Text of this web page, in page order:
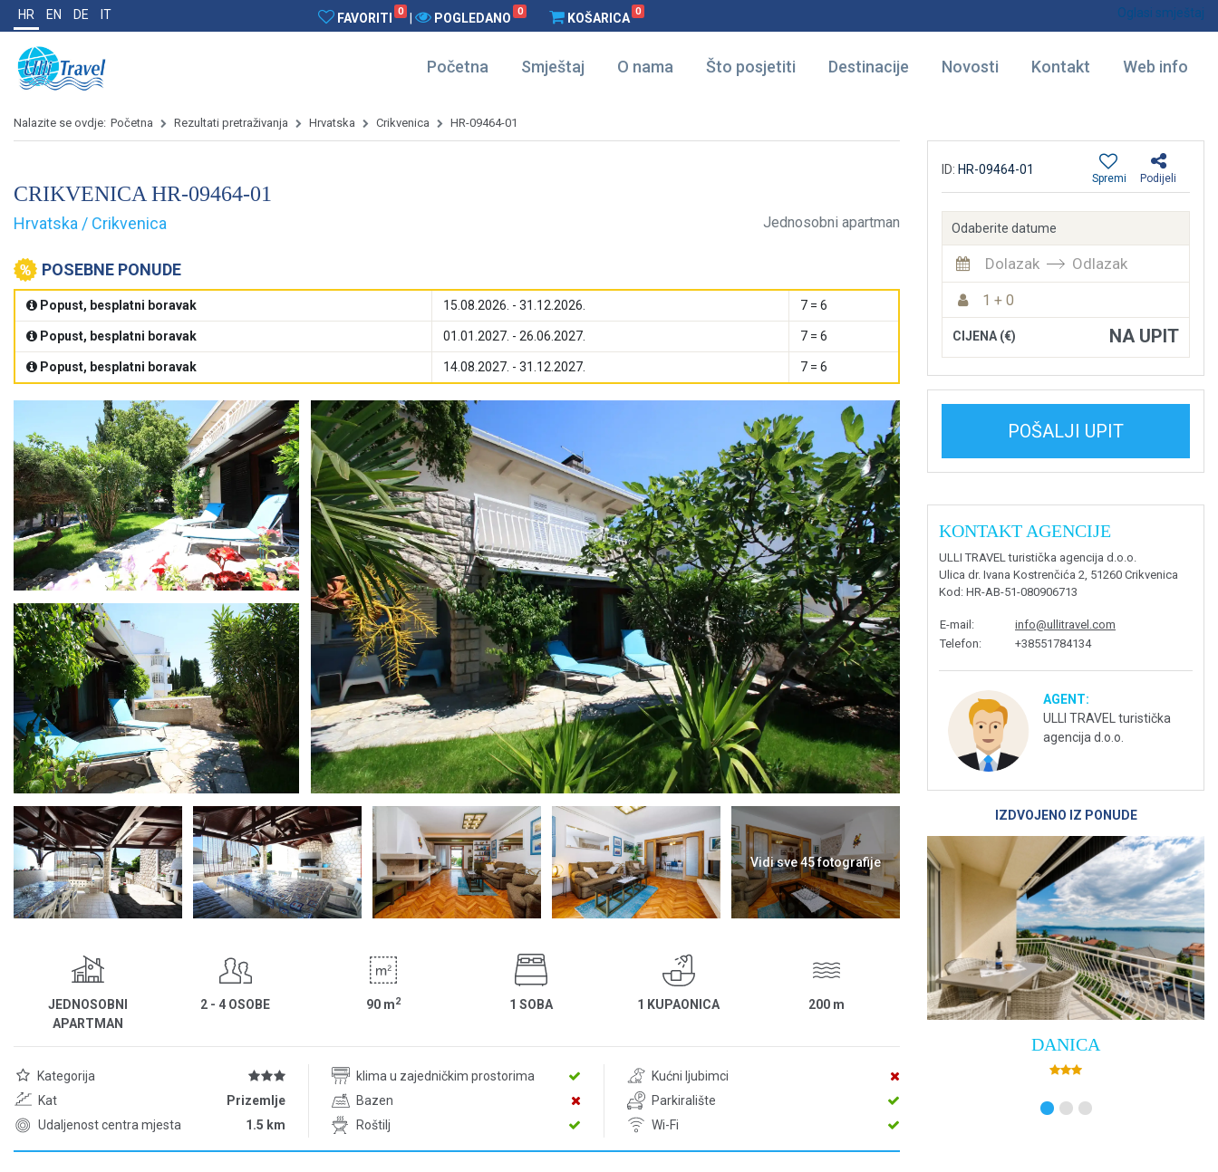
HR EN DE IT FAVORITI 0 POGLEDANO 0 KOŠARICA 0 Oglasi smještaj
Početna Smještaj O nama Što posjetiti Destinacije Novosti Kontakt Web info
Nalazite se ovdje: Početna Rezultati pretraživanja Hrvatska Crikvenica HR-09464-01
CRIKVENICA HR-09464-01
Hrvatska / Crikvenica Jednosobni apartman
POSEBNE PONUDE
Popust, besplatni boravak 15.08.2026. - 31.12.2026. 7 = 6
Popust, besplatni boravak 01.01.2027. - 26.06.2027. 7 = 6
Popust, besplatni boravak 14.08.2027. - 31.12.2027. 7 = 6
Vidi sve 45 fotografije
JEDNOSOBNI
APARTMAN
2 - 4 OSOBE 90 m2 1 SOBA 1 KUPAONICA 200 m
Kategorija klima u zajedničkim prostorima
Kućni ljubimci
Kat
Prizemlje Bazen
Parkiralište
Udaljenost centra mjesta
1.5 km Roštilj Wi-Fi
ID: HR-09464-01
Podijeli
Spremi
Odaberite datume
Dolazak Odlazak
1 + 0
CIJENA (€) NA UPIT
POŠALJI UPIT
KONTAKT AGENCIJE
ULLI TRAVEL turistička agencija d.o.o.
Ulica dr. Ivana Kostrenčića 2, 51260 Crikvenica
Kod : HR-AB-51-080906713
E-mail :
info@ullitravel.com
Telefon: +38551784134
AGENT:
ULLI TRAVEL turistička
agencija d.o.o.
IZDVOJENO IZ PONUDE
DANICA